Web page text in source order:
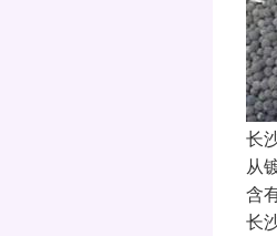
长
从
含
长